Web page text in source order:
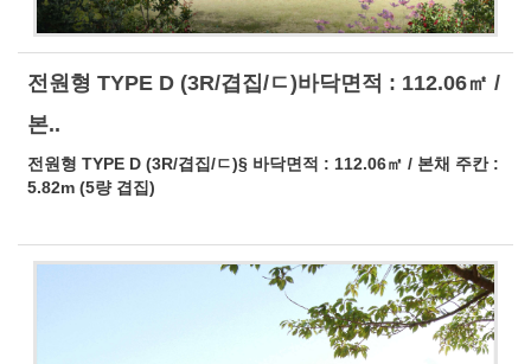
전원형 TYPE D (3R/겹집/ㄷ)바닥면적 : 112.06㎡ /
본..
전원형 TYPE D (3R/겹집/ㄷ)§ 바닥면적 : 112.06㎡ / 본채 주칸 :
5.82m (5량 겹집)